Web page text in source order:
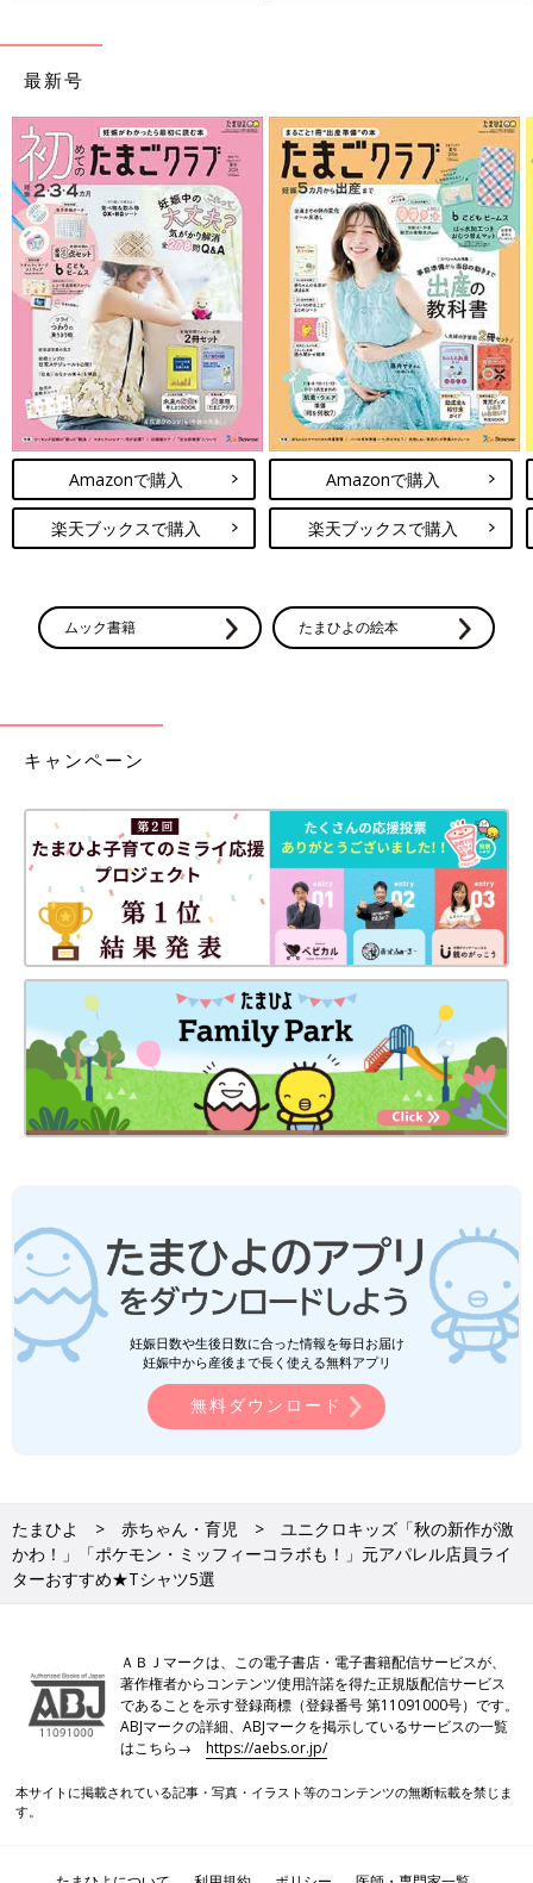
仕上げるには、濃い目のピンク、濃い目のネイビーがおすすめで
ネイビーの太めボーダーは、モノトーンコーデに仕
上げても軽やかな印象に！
出典：Instagramアカウント「haru.haru.haru.family」
haru_haruさんは「エアリズムコットンボーダーTシャツ（ネイ
ビー）」を購入。ゆったりしたシルエットでラクに着られるアイ
テムです。太めボーダーで白の割合が大きいので重たい印象にな
らず、白と黒を組み合わせても軽やかな雰囲気に♪ チュールワン
ピを合わせると、かっこいいモノトーンコーデを可愛らしく仕上
げてくれますよ♪
GUキッズ「セールで安いうちにゲット
して！」「夏服の買い納めにも！」おす
すめトップス＆ボトムス5選
GUの夏服は、ただいま続々と値下げ中！まだ
まだ暑い日が続くので使えるものばかりです
し、なによりおしゃれなものが多いんです。こ
以外にもブラウン・濃い目のネイビー・からし色な
どを合わせるのもおすすめ！
まだまだ暑いですが、お洋服で秋らしい雰囲気を楽しみたいです
よね。ベースが黒や白であれば、秋らしいブラウン・深みのある
赤・からし色・濃い目のネイビーなどを取り入れると一気に雰囲
気が変わりますよ。人気キャラクターとのコラボ商品は売り切れ
ることもあるので、早めのゲットもおすすめです♪
子育て・ファッションジャンルを得意とする主婦のWEBライタ
ー。アパレル企業に勤めていた経験をもち、色彩コーディネータ
かに暮らしています♪ 好きな言葉は「思い立ったが吉日」。
●記事内容でご紹介している投稿、リンク先は、削除される場合
があります。あらかじめご了承ください。
●記事の内容は2024年8月の情報で、現在と異なる場合がありま
最新号
Amazonで購入
楽天ブックスで購入
Amazonで購入
楽天ブックスで購入
ムック書籍 たまひよの絵本
キャンペーン
妊娠日数や生後日数に合った情報を毎日お届け
妊娠中から産後まで長く使える無料アプリ
無料ダウンロード
たまひよ 赤ちゃん・育児
ユニクロキッズ「秋の新作が激
かわ！」「ポケモン・ミッフィーコラボも！」元アパレル店員ライ
ターおすすめ★Tシャツ5選
ＡＢＪマークは、この電子書店・電子書籍配信サービスが、
著作権者からコンテンツ使用許諾を得た正規版配信サービス
であることを示す登録商標（登録番号 第11091000号）です。
ABJマークの詳細、ABJマークを掲示しているサービスの一覧
はこちら→https://aebs.or.jp/
本サイトに掲載されている記事・写真・イラスト等のコンテンツの無断転載を禁じま
す。